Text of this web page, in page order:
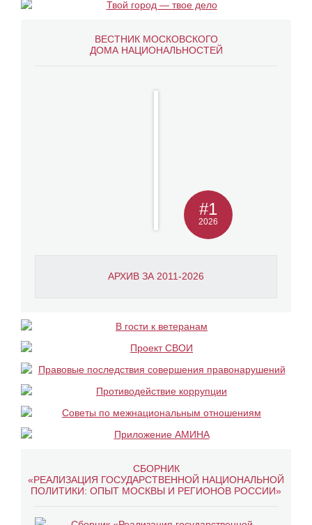
ВЕСТНИК МОСКОВСКОГО
ДОМА НАЦИОНАЛЬНОСТЕЙ
АРХИВ ЗА 2011-2026
#1
2026
СБОРНИК
«РЕАЛИЗАЦИЯ ГОСУДАРСТВЕННОЙ НАЦИОНАЛЬНОЙ
ПОЛИТИКИ: ОПЫТ МОСКВЫ И РЕГИОНОВ РОССИИ»